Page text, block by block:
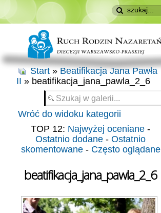
Start » Beatifikacja Jana Pawła
II » beatifikacja_jana_pawla_2_6
Wróć do widoku kategorii
TOP 12: Najwyżej oceniane -
Ostatnio dodane - Ostatnio
skomentowane- Często oglądane
beatifikacja_jana_pawla_2_6